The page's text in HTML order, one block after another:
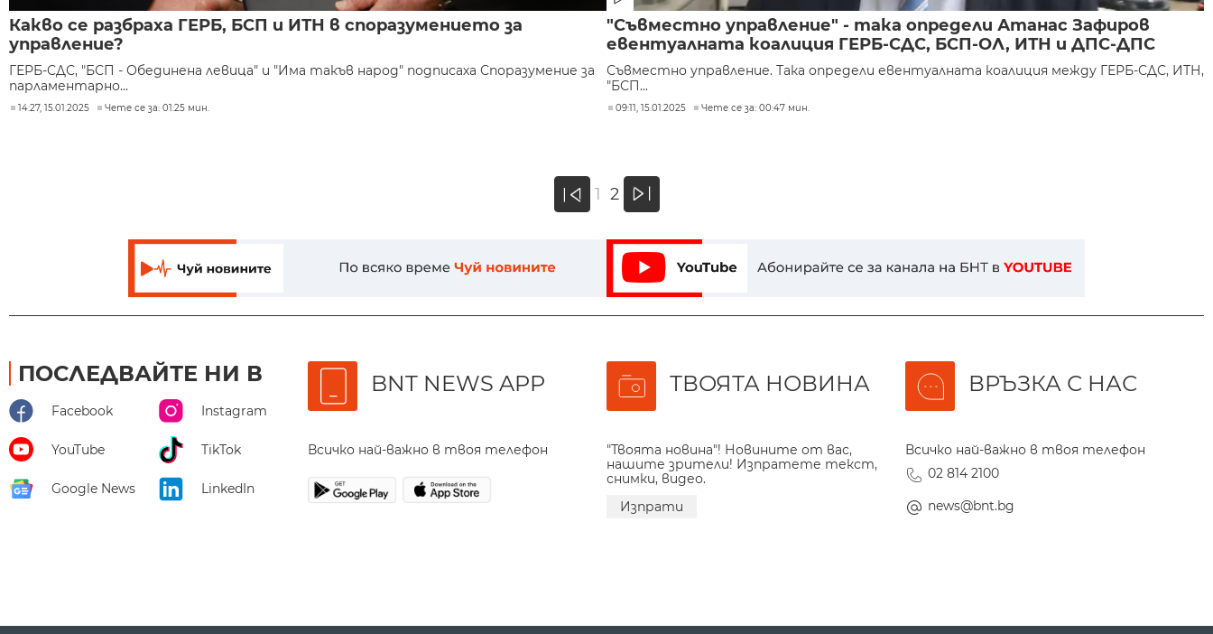
Какво се разбраха ГЕРБ, БСП и ИТН в споразумението за
управление?
ГЕРБ-СДС, "БСП - Обединена левица" и "Има такъв народ" подписаха Споразумение за
парламентарно...
14:27, 15.01.2025 Чете се за: 01:25 мин.
"Съвместно управление" - така определи Атанас Зафиров
евентуалната коалиция ГЕРБ-СДС, БСП-ОЛ, ИТН и ДПС-ДПС
Съвместно управление. Така определи евентуалната коалиция между ГЕРБ-СДС, ИТН,
"БСП...
09:11, 15.01.2025 Чете се за: 00:47 мин.
« 1 2 »
ПОСЛЕДВАЙТЕ НИ В
Facebook Instagram
YouTube TikTok
Google News LinkedIn
BNT NEWS APP
Всичко най-важно в твоя телефон
ТВОЯТА НОВИНА
"Твоята новина"! Новините от вас,
нашите зрители! Изпратете текст,
снимки, видео.
Изпрати
ВРЪЗКА С НАС
Всичко най-важно в твоя телефон
02 814 2100
news@bnt.bg